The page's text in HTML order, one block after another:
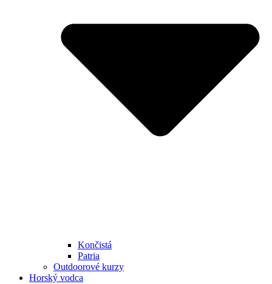
Končistá
Patria
Outdoorové kurzy
Horský vodca